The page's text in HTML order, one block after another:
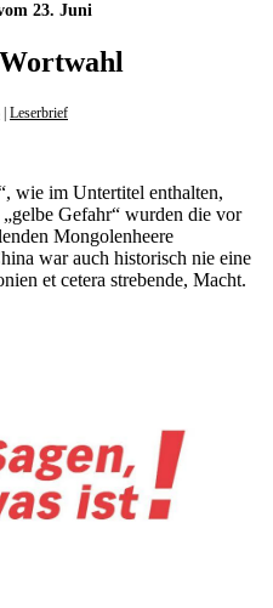
23. Juni
Leserbrief
wie im Untertitel enthalten,
Gefahr“ wurden die vor
Mongolenheere
war auch historisch nie eine
et cetera strebende, Macht.